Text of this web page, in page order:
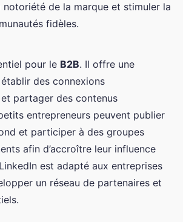
de la marque et stimuler la
fidèles.
pour le B2B. Il offre une
des connexions
partager des contenus
entrepreneurs peuvent publier
et participer à des groupes
afin d’accroître leur influence
est adapté aux entreprises
un réseau de partenaires et